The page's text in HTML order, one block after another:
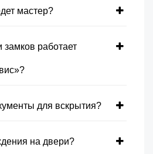
мастер?
работает
для вскрытия?
на двери?